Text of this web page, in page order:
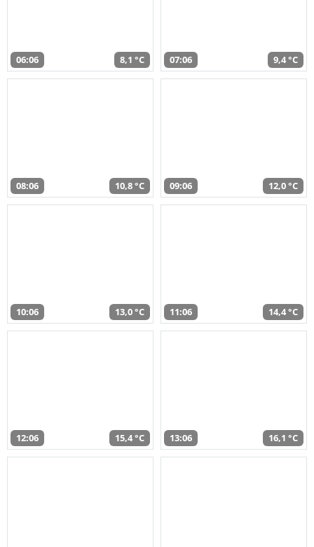
06:06 8,1 °C 07:06 9,4 °C
08:06 10,8 °C 09:06 12,0 °C
10:06 13,0 °C 11:06 14,4 °C
12:06 15,4 °C 13:06 16,1 °C